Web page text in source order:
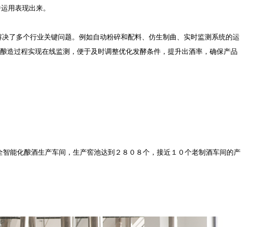
用表现出来。
了多个行业关键问题。例如自动粉碎和配料、仿生制曲、实时监测系统的运
造过程实现在线监测，便于及时调整优化发酵条件，提升出酒率，确保产品
能化酿酒生产车间，生产窖池达到２８０８个，接近１０个老制酒车间的产